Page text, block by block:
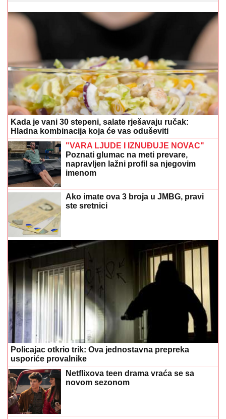
Kada je vani 30 stepeni, salate rješavaju ručak:
Hladna kombinacija koja će vas oduševiti
"VARA LJUDE I IZNUĐUJE NOVAC"
Poznati glumac na meti prevare,
napravljen lažni profil sa njegovim
imenom
Ako imate ova 3 broja u JMBG, pravi
ste sretnici
Policajac otkrio trik: Ova jednostavna prepreka
usporiće provalnike
Netflixova teen drama vraća se sa
novom sezonom